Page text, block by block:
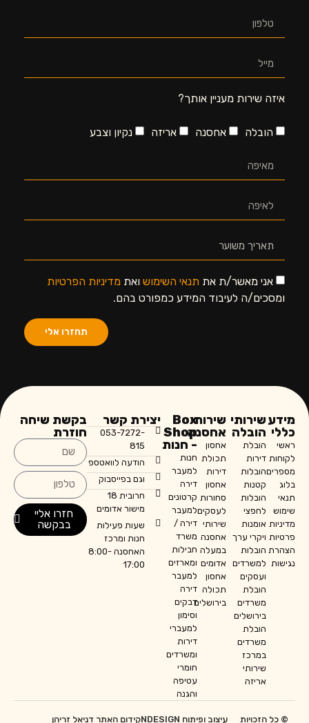
איזה שירות מעניין אותך?
הובלה אחסנה אריזה נקיון וצבע
אני מאשר/ת את תנאי השימוש ואת מדיניות הפרטיות
ומסכים/ה לעיבוד המידע כמפורט בהם.
תחזרו אלי
מידע
כללי
ראשי
לקוחות
מספרים
בלוג
תנאי
שימוש
מדיניות
פרטיות
הצהרת
נגישות
שירותי
הובלה
הובלת
דירות
הובלות
קטנות
הובלות
לחפצי
אומנות
ויקרי ערך
הובלות
למשרדים
ועסקים
הובלת
משרדים
בירושלים
הובלת
משרדים
במרכז
שירותי
אריזה
שירותי
אחסנה
אחסון
תכולת
דירות
אחסון
סחורות
לעסקים
שירותי
אחסנה
במעלה
אדומים
אחסון
תכולה
בירושלים
Box
Shop
- חנות
חנות
למעבר
דירה
קרטונים
למעבר
דירה /
משרד
חבילות
ומארזים
למעבר
דירה
דבקים
וסימון
למעברי
דירות
ומשרדים
חומרי
עטיפה
והגנה
יצירת קשר
053-7272-
815
הודעה לוואטספ
וגם בפייסבוק
חרובית 18
מישור אדומים
שעות פעילות
חנות ומרכז
האחסנה 8:00-
17:00
בקשת שיחה
חוזרת
חזרו אליי
בבקשה
© כל הזכויות
עיצוב ופיתוח NDESIGN קידום האתר דניאל זריהן